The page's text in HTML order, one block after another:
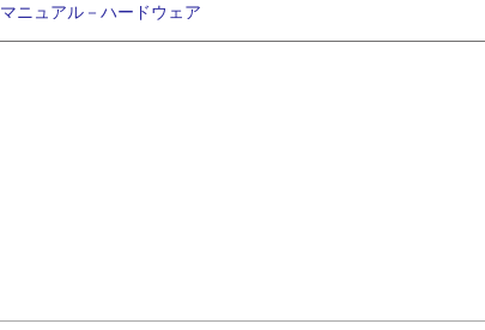
マニュアル－ハードウェア